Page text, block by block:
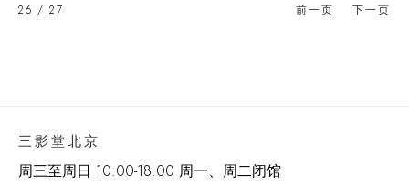
前一页 下一页
26 / 27
三影堂北京
周三至周日 10:00-18:00 周一、周二闭馆